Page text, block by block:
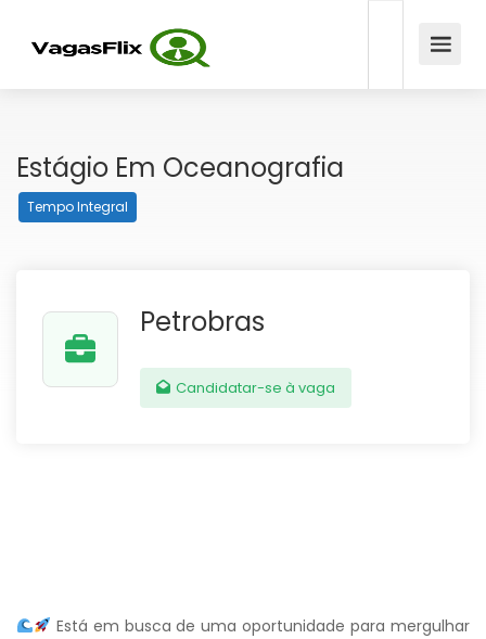
Estágio Em Oceanografia
Tempo Integral
Petrobras
Candidatar-se à vaga
Está em busca de uma oportunidade para mergulhar